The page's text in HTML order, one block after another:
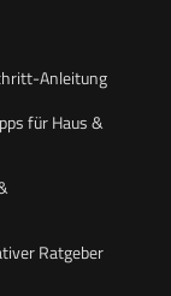
Anleitung
für Haus &
Ratgeber